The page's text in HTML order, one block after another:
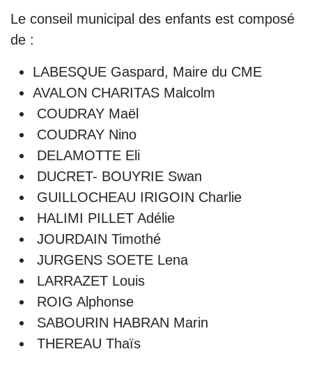
Le conseil municipal des enfants est composé
de :
LABESQUE Gaspard, Maire du CME
AVALON CHARITAS Malcolm
COUDRAY Maël
COUDRAY Nino
DELAMOTTE Eli
DUCRET- BOUYRIE Swan
GUILLOCHEAU IRIGOIN Charlie
HALIMI PILLET Adélie
JOURDAIN Timothé
JURGENS SOETE Lena
LARRAZET Louis
ROIG Alphonse
SABOURIN HABRAN Marin
THEREAU Thaïs